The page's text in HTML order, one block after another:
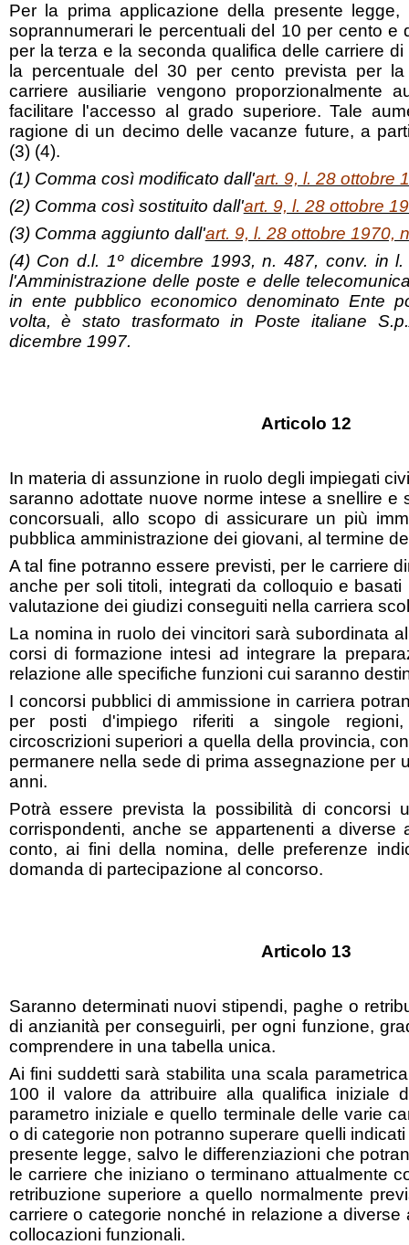
Per la prima applicazione della presente
soprannumerari le percentuali del 10 per cento e
per la terza e la seconda qualifica delle carriere
la percentuale del 30 per cento prevista per
carriere ausiliarie vengono proporzionalmente
facilitare l'accesso al grado superiore. Tale
ragione di un decimo delle vacanze future, a
(3) (4).
(1) Comma così modificato dall'art. 9, l. 28 ottobre
(2) Comma così sostituito dall'art. 9, l. 28 ottobre
(3) Comma aggiunto dall'art. 9, l. 28 ottobre 1970,
(4) Con d.l. 1º dicembre 1993, n. 487, conv. in
l'Amministrazione delle poste e delle
in ente pubblico economico denominato Ente
volta, è stato trasformato in Poste italiane
dicembre 1997.
Articolo 12
In materia di assunzione in ruolo degli impiegati
saranno adottate nuove norme intese a snellire e
concorsuali, allo scopo di assicurare un più
pubblica amministrazione dei giovani, al termine
A tal fine potranno essere previsti, per le carriere
anche per soli titoli, integrati da colloquio e
valutazione dei giudizi conseguiti nella carriera
La nomina in ruolo dei vincitori sarà subordinata
corsi di formazione intesi ad integrare la
relazione alle specifiche funzioni cui saranno
I concorsi pubblici di ammissione in carriera
per posti d'impiego riferiti a singole
circoscrizioni superiori a quella della provincia,
permanere nella sede di prima assegnazione per
anni.
Potrà essere prevista la possibilità di concorsi
corrispondenti, anche se appartenenti a diverse
conto, ai fini della nomina, delle preferenze
domanda di partecipazione al concorso.
Articolo 13
Saranno determinati nuovi stipendi, paghe o
di anzianità per conseguirli, per ogni funzione,
comprendere in una tabella unica.
Ai fini suddetti sarà stabilita una scala
100 il valore da attribuire alla qualifica iniziale
parametro iniziale e quello terminale delle varie
o di categorie non potranno superare quelli
presente legge, salvo le differenziazioni che
le carriere che iniziano o terminano attualmente
retribuzione superiore a quello normalmente
carriere o categorie nonché in relazione a diverse
collocazioni funzionali.